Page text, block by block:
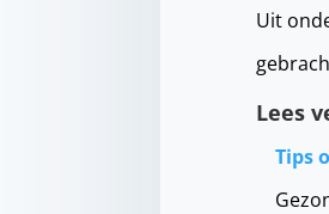
Uit
Lees
Tips